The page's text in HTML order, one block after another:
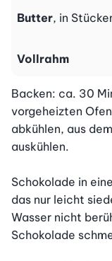
Butter, in
Vollrahm
Backen: ca. 30
vorgeheizten
abkühlen, aus
auskühlen.
Schokolade in
das nur leicht
Wasser nicht
Schokolade